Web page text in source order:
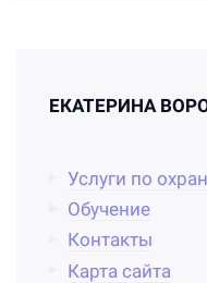
ЕКАТЕРИНА
Услуги по
Обучение
Контакты
Карта сайта